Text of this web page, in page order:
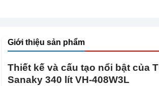
Giới thiệu sản phẩm
Thiết kế và cấu tạo nổi bật của
Sanaky 340 lít VH-408W3L